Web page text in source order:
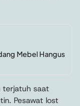
Mebel Hangus
terjatuh saat
Pesawat lost